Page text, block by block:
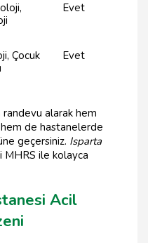
Evet
Çocuk
Evet
randevu alarak hem
de hastanelerde
geçersiniz. Isparta
ile kolayca
Acil